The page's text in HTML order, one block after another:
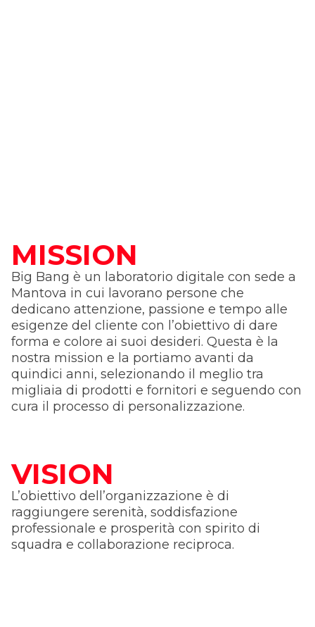
MISSION
Big Bang è un laboratorio digitale con sede a
Mantova in cui lavorano persone che
dedicano attenzione, passione e tempo alle
esigenze del cliente con l’obiettivo di dare
forma e colore ai suoi desideri. Questa è la
nostra mission e la portiamo avanti da
quindici anni, selezionando il meglio tra
migliaia di prodotti e fornitori e seguendo con
cura il processo di personalizzazione.
VISION
L’obiettivo dell’organizzazione è di
raggiungere serenità, soddisfazione
professionale e prosperità con spirito di
squadra e collaborazione reciproca.